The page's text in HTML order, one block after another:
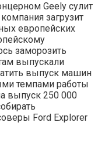
Geely сулит
загрузит
европейских
заморозить
выпускали
выпуск машин
темпами работы
выпуск 250 000
Ford Explorer